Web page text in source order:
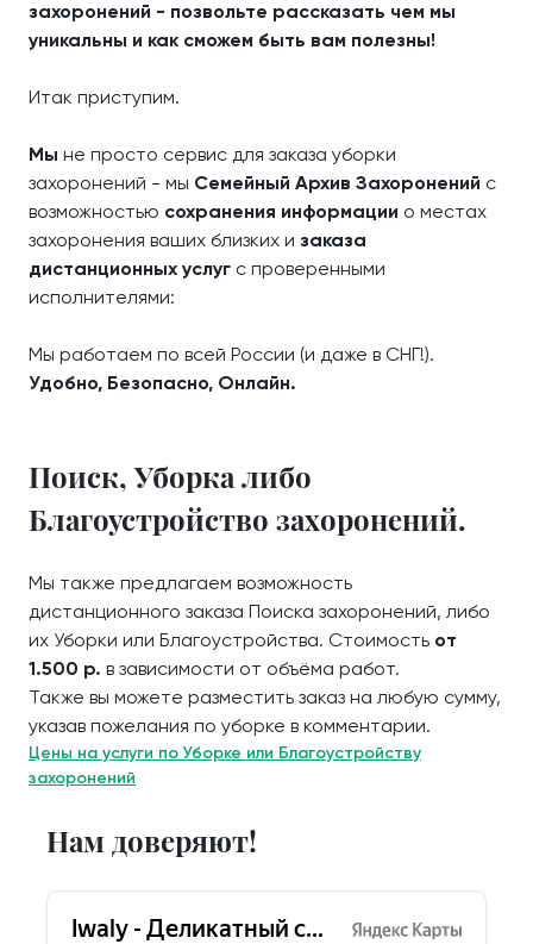
захоронений - позвольте рассказать чем мы
уникальны и как сможем быть вам полезны!
Итак приступим.
Мы не просто сервис для заказа уборки
захоронений - мы Семейный Архив Захоронений с
возможностью сохранения информации о местах
захоронения ваших близких и заказа
дистанционных услуг с проверенными
исполнителями:
Мы работаем по всей России (и даже в СНГ!).
Удобно, Безопасно, Онлайн.
Поиск, Уборка либо
Благоустройство захоронений.
Мы также предлагаем возможность
дистанционного заказа Поиска захоронений, либо
их Уборки или Благоустройства. Стоимость от
1.500 р. в зависимости от объёма работ.
Также вы можете разместить заказ на любую сумму,
указав пожелания по уборке в комментарии.
Цены на услуги по Уборке или Благоустройству
захоронений
Нам доверяют!